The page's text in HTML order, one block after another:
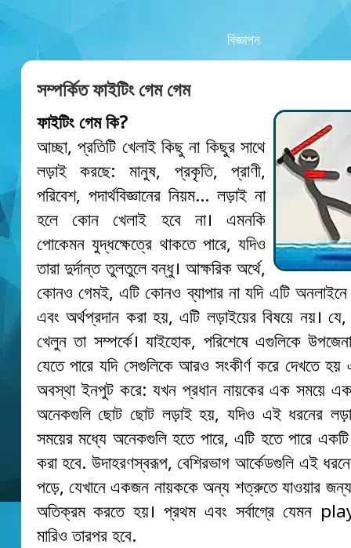
বিজ্ঞাপন
সম্পর্কিত ফাইটিং গেম গেম
ফাইটিং গেম কি?
আচ্ছা, প্রতিটি খেলাই কিছু না কিছুর সাথে
লড়াই করছে: মানুষ, প্রকৃতি, প্রাণী,
পরিবেশ, পদার্থবিজ্ঞানের নিয়ম… লড়াই না
হলে কোন খেলাই হবে না। এমনকি
পোকেমন যুদ্ধক্ষেত্রে থাকতে পারে, যদিও
তারা দুর্দান্ত তুলতুলে বন্ধু। আক্ষরিক অর্থে,
কোনও গেমই, এটি কোনও ব্যাপার না যদি এটি
এবং অর্থপ্রদান করা হয়, এটি লড়াইয়ের বিষয়ে নয়।
খেলুন তা সম্পর্কে। যাইহোক, পরিশেষে এগুলিকে
যেতে পারে যদি সেগুলিকে আরও সংকীর্ণ করে দেখতে
অবস্থা ইনপুট করে: যখন প্রধান নায়কের এক সময়ে
অনেকগুলি ছোট ছোট লড়াই হয়, যদিও এই ধরনের লড়াই
সময়ের মধ্যে অনেকগুলি হতে পারে, এটি হতে পারে একটি
করা হবে. উদাহরণস্বরূপ, বেশিরভাগ আর্কেডগুলি এই
পড়ে, যেখানে একজন নায়ককে অন্য শত্রুতে যাওয়ার
অতিক্রম করতে হয়। প্রথম এবং সর্বাগ্রে যেমন
মারিও তারপর হবে.